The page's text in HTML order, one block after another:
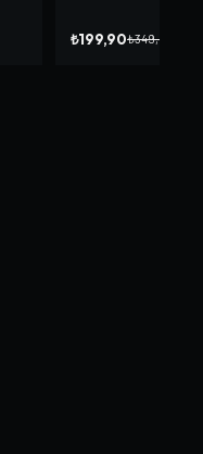
₺199,90₺349,90